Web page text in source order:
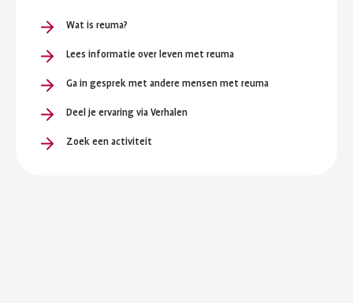
Wat is reuma?
Lees informatie over leven met reuma
Ga in gesprek met andere mensen met reuma
Deel je ervaring via Verhalen
Zoek een activiteit